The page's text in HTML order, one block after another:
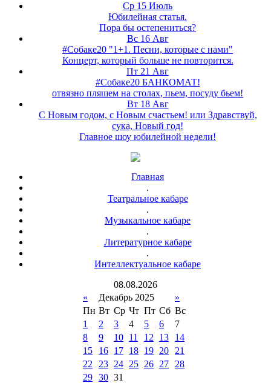
Ср 15 Июль
Юбилейная статья.
Пора бы остепениться?
Вс 16 Авг
#Собаке20 "1+1. Песни, которые с нами"
Концерт, который больше не повторится.
Пт 21 Авг
#Собаке20 БАНКОМАТ!
отвязно пляшем на столах, пьем, посуду бьем!
Вт 18 Авг
С Новым годом, с Новым счастьем! или Здравствуй,
сука, Новый год!
Главное шоу юбилейной недели!
Главная
.
Театральное кабаре
.
Музыкальное кабаре
.
Литературное кабаре
.
Интеллектуальное кабаре
08.08.2026
«
Декабрь 2025
»
Пн Вт Ср Чт Пт Сб Вс
1
2 3 4 5 6
7
8
9 10 11 12 13
14
15
16 17 18 19 20
21
22
23 24 25 26 27
28
29 30 31